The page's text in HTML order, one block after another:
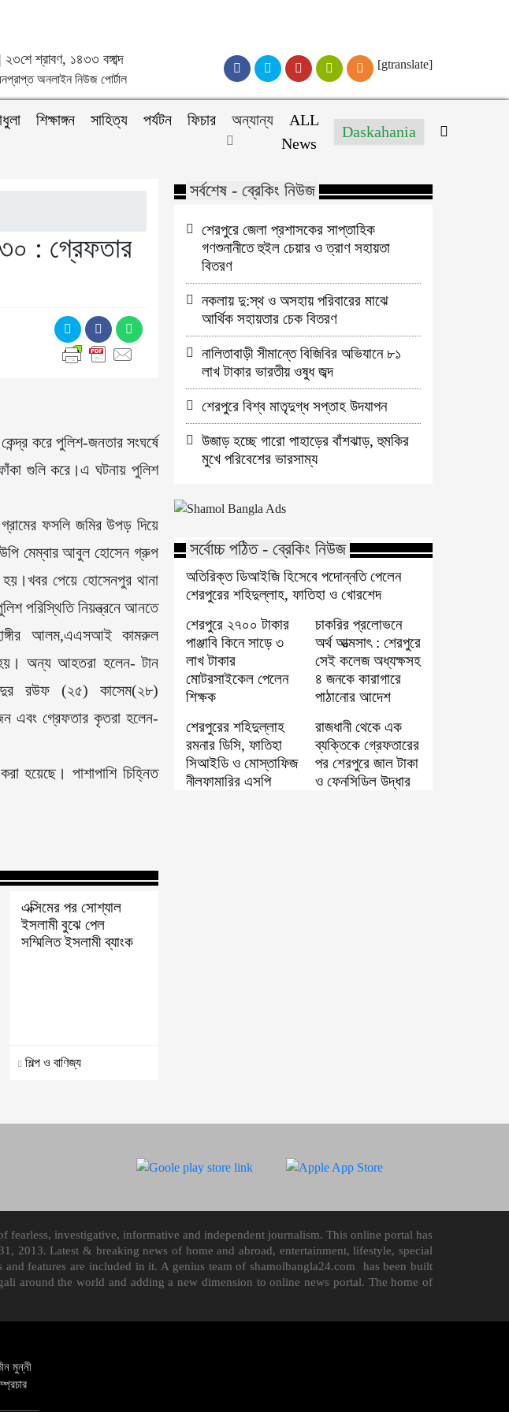
শ্রাবণ, ১৪৩৩ বঙ্গাব্দ
অনলাইন নিউজ পোর্টাল
[gtranslate]
শিক্ষাঙ্গন সাহিত্য পর্যটন ফিচার অন্যান্য
ALL
News
Daskahania
: গ্রেফতার
করে পুলিশ-জনতার সংঘর্ষে
গুলি করে।এ ঘটনায় পুলিশ
ফসলি জমির উপড় দিয়ে
ইউপি মেম্বার আবুল হোসেন গ্রুপ
পেয়ে হোসেনপুর থানা
পরিস্থিতি নিয়ন্ত্রনে আনতে
আলম,এএসআই কামরুল
অন্য আহতরা হলেন- টান
রউফ (২৫) কাসেম(২৮)
এবং গ্রেফতার কৃতরা হলেন-
হয়েছে। পাশাপাশি চিহ্নিত
এক্সিমের পর সোশ্যাল
ইসলামী বুঝে পেল
সম্মিলিত ইসলামী ব্যাংক
শিল্প ও বাণিজ্য
সর্বশেষ - ব্রেকিং নিউজ
শেরপুরে জেলা প্রশাসকের সাপ্তাহিক
গণশুনানীতে হুইল চেয়ার ও ত্রাণ সহায়তা
বিতরণ
নকলায় দু:স্থ ও অসহায় পরিবারের মাঝে
আর্থিক সহায়তার চেক বিতরণ
নালিতাবাড়ী সীমান্তে বিজিবির অভিযানে ৮১
লাখ টাকার ভারতীয় ওষুধ জব্দ
শেরপুরে বিশ্ব মাতৃদুগ্ধ সপ্তাহ উদযাপন
উজাড় হচ্ছে গারো পাহাড়ের বাঁশঝাড়, হুমকির
মুখে পরিবেশের ভারসাম্য
সর্বোচ্চ পঠিত - ব্রেকিং নিউজ
অতিরিক্ত ডিআইজি হিসেবে পদোন্নতি পেলেন
শেরপুরের শহিদুল্লাহ, ফাতিহা ও খোরশেদ
শেরপুরে ২৭০০ টাকার
পাঞ্জাবি কিনে সাড়ে ৩
লাখ টাকার
মোটরসাইকেল পেলেন
শিক্ষক
চাকরির প্রলোভনে
অর্থ আত্মসাৎ : শেরপুরে
সেই কলেজ অধ্যক্ষসহ
৪ জনকে কারাগারে
পাঠানোর আদেশ
শেরপুরের শহিদুল্লাহ
রমনার ডিসি, ফাতিহা
সিআইডি ও মোস্তাফিজ
নীলফামারির এসপি
রাজধানী থেকে এক
ব্যক্তিকে গ্রেফতারের
পর শেরপুরে জাল টাকা
ও ফেনসিডিল উদ্ধার
investigative, informative and independent journalism. This online portal has
2013. Latest & breaking news of home and abroad, entertainment, lifestyle, special
features are included in it. A genius team of shamolbangla24.com has been built
around the world and adding a new dimension to online news portal. The home of
মুন্নী